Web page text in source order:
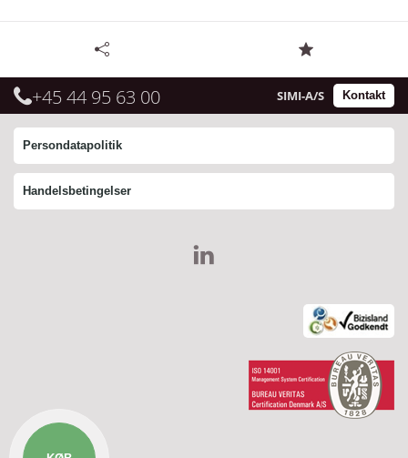
Tilgængelige specifikationer for Fejebakke med langt
556625
Antal pr. kolli:
0.570 gr
Antal pr. palle:
+45 44 95 63 00 Kontakt
SIMI-A/S
Persondatapolitik
Handelsbetingelser